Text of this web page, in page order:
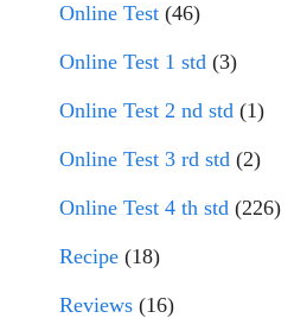
Online Test (46)
Online Test 1 std (3)
Online Test 2 nd std (1)
Online Test 3 rd std (2)
Online Test 4 th std (226)
Recipe (18)
Reviews (16)